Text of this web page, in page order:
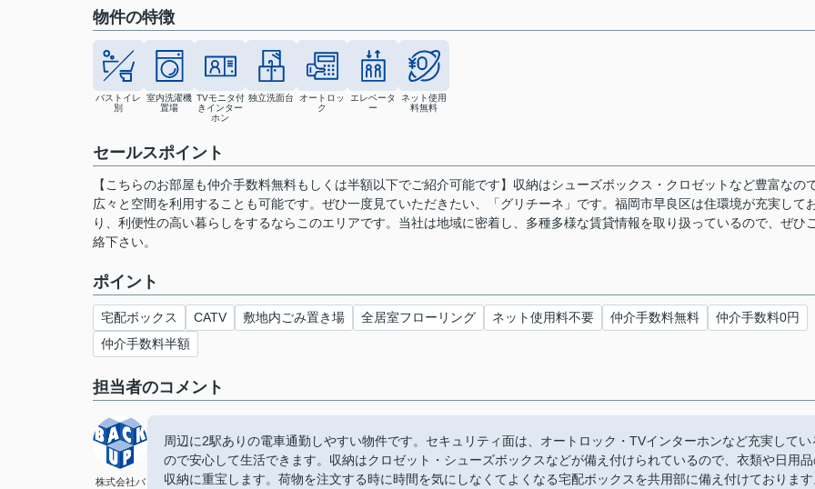
物件の特徴
バストイレ
別
室内洗濯機
置場
TVモニタ付
きインター
ホン
独立洗面台
オートロッ
ク
エレベータ
ー
ネット使用
料無料
セールスポイント
【こちらのお部屋も仲介手数料無料もしくは半額以下でご紹介可能です】収納はシューズボックス・クロゼットなど豊富なの
広々と空間を利用することも可能です。ぜひ一度見ていただきたい、「グリチーネ」です。福岡市早良区は住環境が充実して
り、利便性の高い暮らしをするならこのエリアです。当社は地域に密着し、多種多様な賃貸情報を取り扱っているので、ぜひ
絡下さい。
ポイント
宅配ボックス CATV 敷地内ごみ置き場 全居室フローリング ネット使用料不要 仲介手数料無料
仲介手数料0円
仲介手数料半額
担当者のコメント
株式会社バ
周辺に2駅ありの電車通勤しやすい物件です。セキュリティ面は、オートロック・TVインターホンなど充実してい
ので安心して生活できます。収納はクロゼット・シューズボックスなどが備え付けられているので、衣類や日用
収納に重宝します。荷物を注文する時に時間を気にしなくてよくなる宅配ボックスを共用部に備え付けておりま